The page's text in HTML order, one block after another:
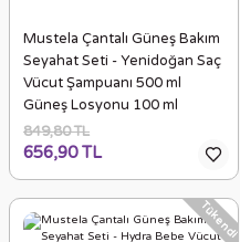
Mustela Çantalı Güneş Bakım
Seyahat Seti - Yenidoğan Saç
Vücut Şampuanı 500 ml
Güneş Losyonu 100 ml
849,80 TL
656,90 TL
Tükendi